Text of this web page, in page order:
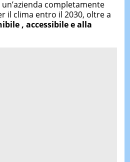
completamente
il clima entro il 2030, oltre a
, accessibile e alla